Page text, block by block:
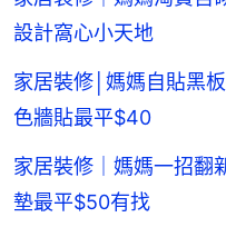
設計窩心小天地
家居裝修│媽媽自貼
色牆貼最平$40
家居裝修｜媽媽一招
墊最平$50有找